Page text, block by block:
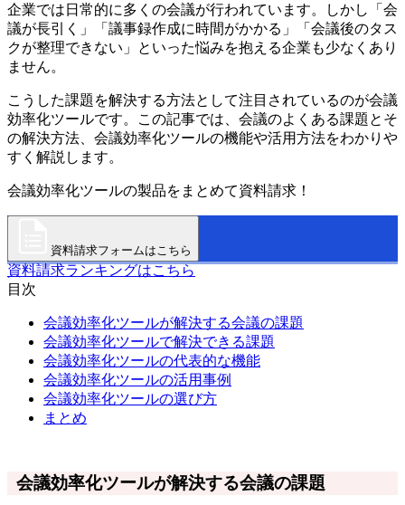
企業では日常的に多くの会議が行われています。しかし「会
議が長引く」「議事録作成に時間がかかる」「会議後のタス
クが整理できない」といった悩みを抱える企業も少なくあり
ません。
こうした課題を解決する方法として注目されているのが会議
効率化ツールです。この記事では、会議のよくある課題とそ
の解決方法、会議効率化ツールの機能や活用方法をわかりや
すく解説します。
会議効率化ツールの製品をまとめて資料請求！
資料請求フォームはこちら
資料請求ランキングはこちら
目次
会議効率化ツールが解決する会議の課題
会議効率化ツールで解決できる課題
会議効率化ツールの代表的な機能
会議効率化ツールの活用事例
会議効率化ツールの選び方
まとめ
会議効率化ツールが解決する会議の課題